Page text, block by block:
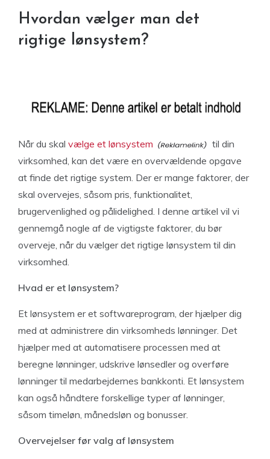
Hvordan vælger man det
rigtige lønsystem?
Når du skal vælge et lønsystem
til din
virksomhed, kan det være en overvældende opgave
at finde det rigtige system. Der er mange faktorer, der
skal overvejes, såsom pris, funktionalitet,
brugervenlighed og pålidelighed. I denne artikel vil vi
gennemgå nogle af de vigtigste faktorer, du bør
overveje, når du vælger det rigtige lønsystem til din
virksomhed.
Hvad er et lønsystem?
Et lønsystem er et softwareprogram, der hjælper dig
med at administrere din virksomheds lønninger. Det
hjælper med at automatisere processen med at
beregne lønninger, udskrive lønsedler og overføre
lønninger til medarbejdernes bankkonti. Et lønsystem
kan også håndtere forskellige typer af lønninger,
såsom timeløn, månedsløn og bonusser.
Overvejelser før valg af lønsystem